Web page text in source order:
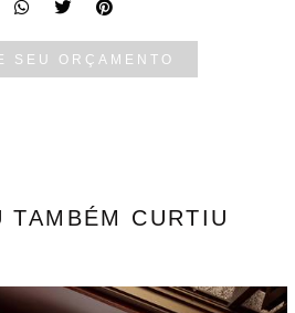
SEU ORÇAMENTO
TAMBÉM CURTIU